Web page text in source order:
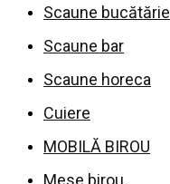
Scaune bucătărie
Scaune bar
Scaune horeca
Cuiere
MOBILĂ BIROU
Mese birou